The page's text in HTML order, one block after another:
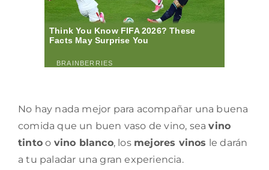
No hay nada mejor para acompañar una buena
comida que un buen vaso de vino, seavino
tinto o vino blanco, los mejores vinos le darán
a tu paladar una gran experiencia.